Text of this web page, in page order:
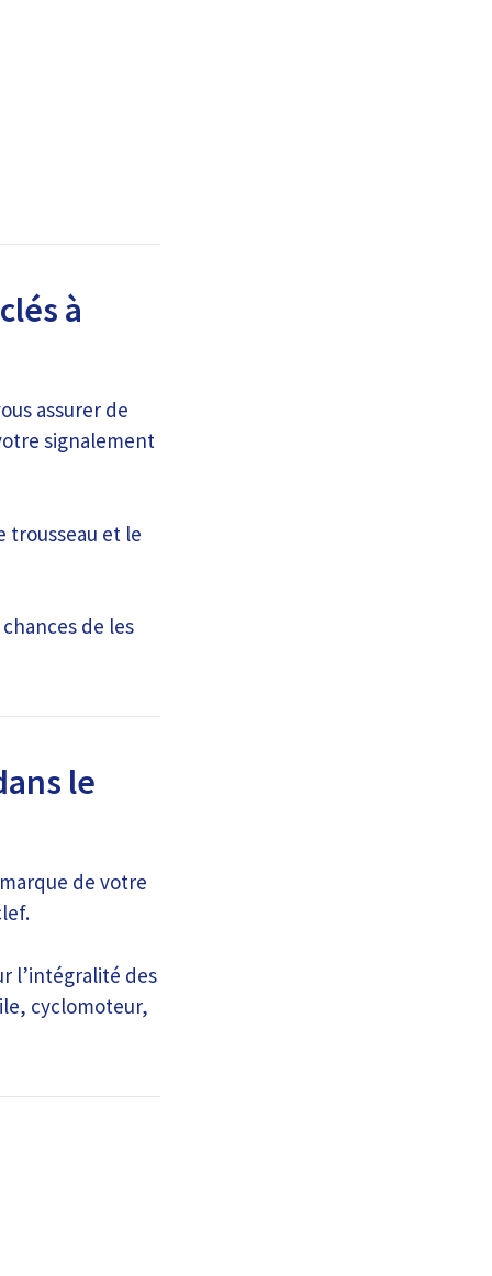
à
assurer de
signalement
trousseau et le
de les
le
de votre
l’intégralité des
cyclomoteur,